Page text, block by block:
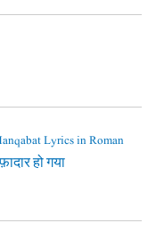
Lyrics in Roman
हो गया